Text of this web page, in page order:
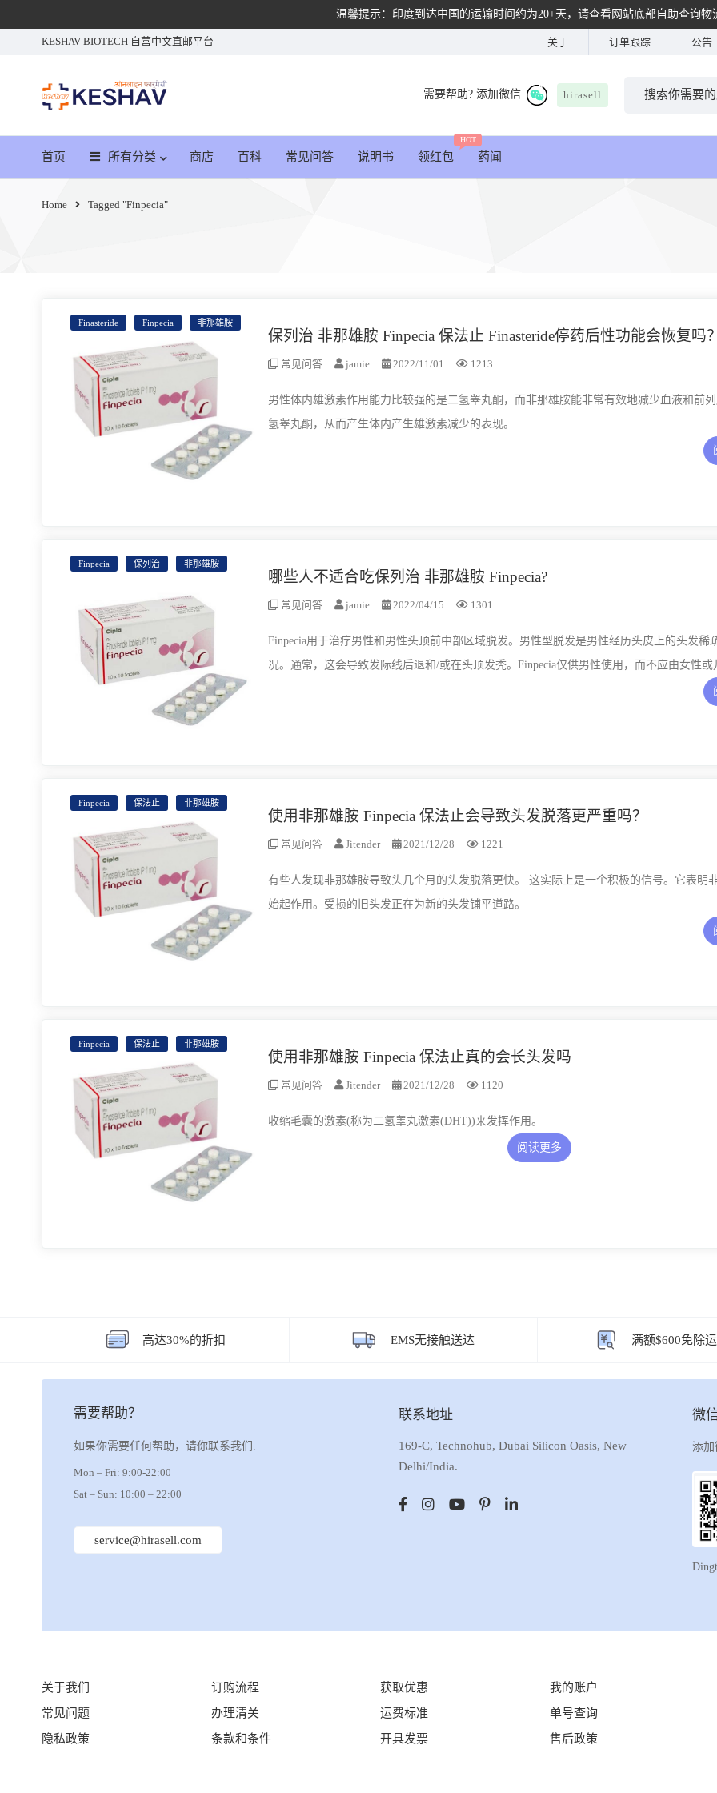
温馨提示：印度到达中国的运输时间约为20+天，请查看网站底部自助查询物
KESHAV BIOTECH 自营中文直邮平台 关于 订单跟踪 公告
需要帮助? 添加微信 hirasell
首页 所有分类 商店 百科 常见问答 说明书 领红包
HOT
药闻
Home Tagged "Finpecia"
Finasteride Finpecia 非那雄胺
保列治 非那雄胺 Finpecia 保法止 Finasteride停药后性功能会恢复吗
常见问答 jamie 2022/11/01 1213
男性体内雄激素作用能力比较强的是二氢睾丸酮，而非那雄胺能非常有效地减少血液和前
氢睾丸酮，从而产生体内产生雄激素减少的表现。
Finpecia 保列治 非那雄胺
哪些人不适合吃保列治 非那雄胺 Finpecia?
常见问答 jamie 2022/04/15 1301
Finpecia用于治疗男性和男性头顶前中部区域脱发。男性型脱发是男性经历头皮上的头发稀
况。通常，这会导致发际线后退和/或在头顶发秃。Finpecia仅供男性使用，而不应由女性或
Finpecia 保法止 非那雄胺
使用非那雄胺 Finpecia 保法止会导致头发脱落更严重吗？
常见问答 Jitender 2021/12/28 1221
有些人发现非那雄胺导致头几个月的头发脱落更快。 这实际上是一个积极的信号。它表明非那雄胺开
始起作用。受损的旧头发正在为新的头发铺平道路。
Finpecia 保法止 非那雄胺
使用非那雄胺 Finpecia 保法止真的会长头发吗
常见问答 Jitender 2021/12/28 1120
收缩毛囊的激素(称为二氢睾丸激素(DHT))来发挥作用。
阅读更多
高达30%的折扣 EMS无接触送达 满额$600免除
需要帮助？
如果你需要任何帮助，请你联系我们.
Mon – Fri: 9:00-22:00
Sat – Sun: 10:00 – 22:00
service@hirasell.com
联系地址
169-C, Technohub, Dubai Silicon Oasis, New
Delhi/India.
微
添
关于我们
常见问题
隐私政策
订购流程
办理清关
条款和条件
获取优惠
运费标准
开具发票
我的账户
单号查询
售后政策